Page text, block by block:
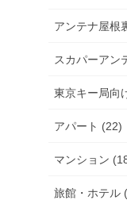
アンテナ屋根
スカパーアン
東京キー局向
アパート (22)
マンション
旅館・ホテル